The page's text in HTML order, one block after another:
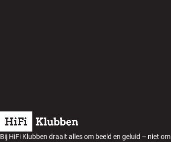
Bij HiFi Klubben draait alles om beeld en geluid – niet om